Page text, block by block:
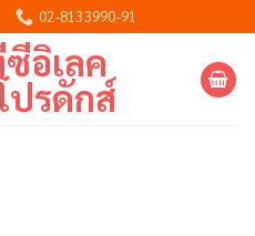
02-8133990-91